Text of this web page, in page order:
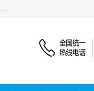
杰森教育专业提供电工证报名、安全员报名考试、特种作业操作证、操作证、宁夏电工,电工证、焊工证、钳工证等技能证培训课程。